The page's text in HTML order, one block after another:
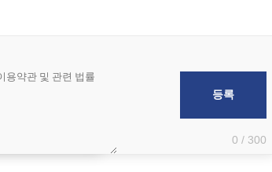
0 / 300